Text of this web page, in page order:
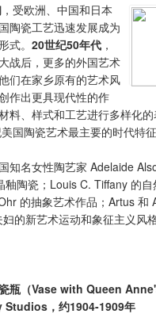
，受欧洲、中国和日本
陶瓷工艺迅速发展成为
式。 20世纪50年代 ，
战后，更多的外国艺术
们在家乡原有的艺术风
作出更具现代性的作
料、样式和工艺进行多样化
国陶瓷艺术最主要的时代特征
知名女性陶艺家 Adelaide
釉陶瓷；Louis C. Tiffany 的
的抽象艺术作品；Artus 和
的新艺术运动和象征主义风格
瓶（Vase with Queen
Studios，约1904-1909年